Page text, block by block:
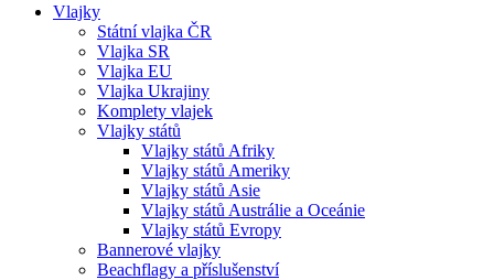
Hlavní
navigace
Vlajky
Státní vlajka ČR
Vlajka SR
Vlajka EU
Vlajka Ukrajiny
Komplety vlajek
Vlajky států
Vlajky států Afriky
Vlajky států Ameriky
Vlajky států Asie
Vlajky států Austrálie a Oceánie
Vlajky států Evropy
Bannerové vlajky
Beachflagy a příslušenství